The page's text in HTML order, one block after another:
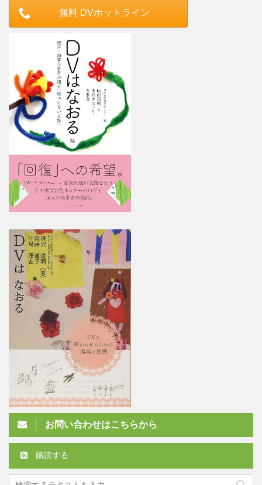
無料 DVホットライン
お問い合わせはこちらから
購読する